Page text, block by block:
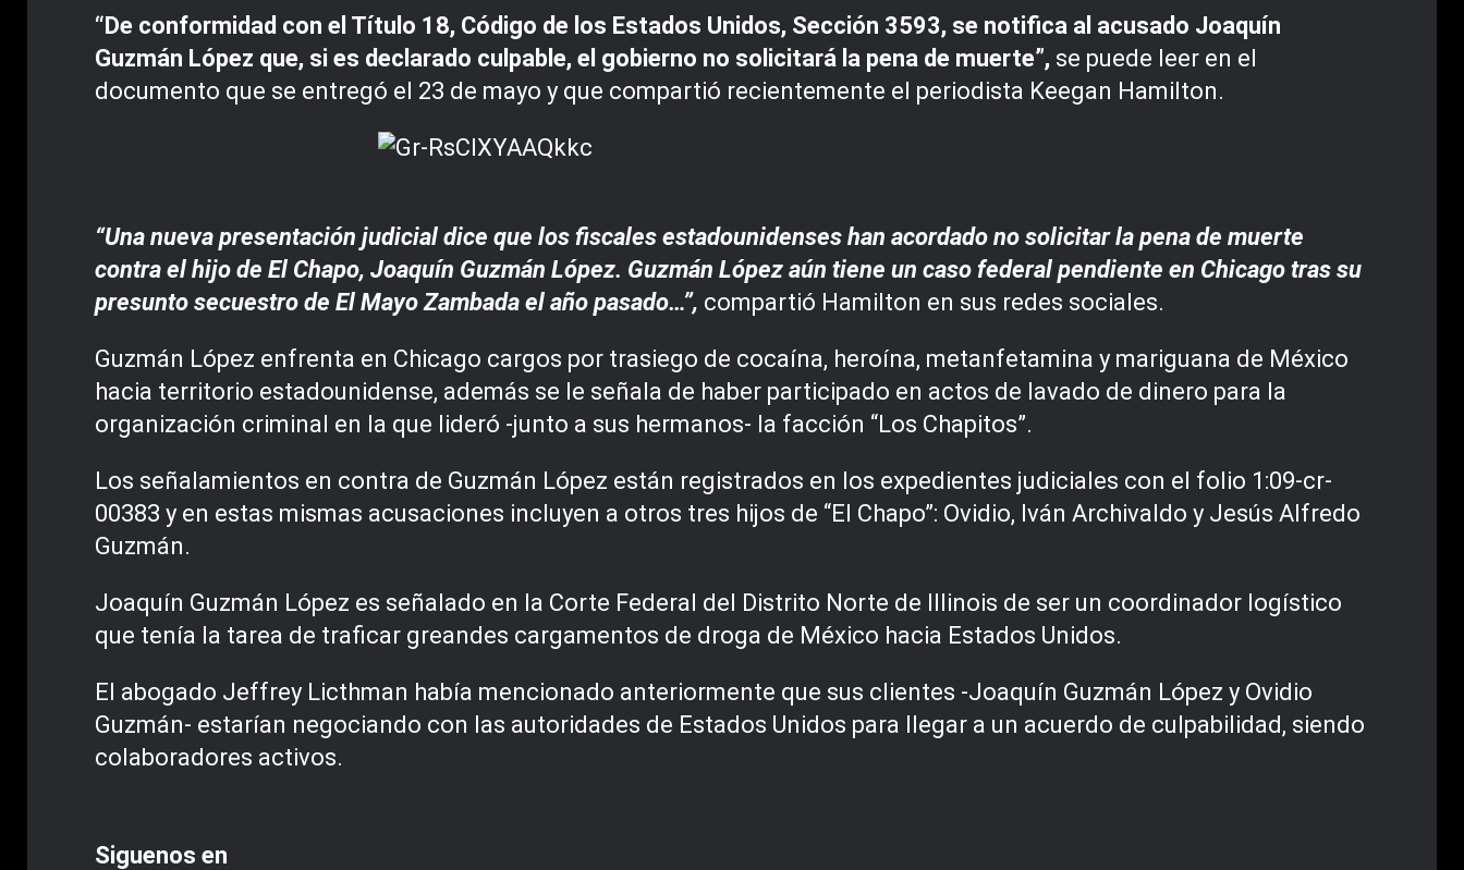
“De conformidad con el Título 18, Código de los Estados Unidos, Sección 3593, se notifica al acusado Joaquín
Guzmán López que, si es declarado culpable, el gobierno no solicitará la pena de muerte”, se puede leer en el
documento que se entregó el 23 de mayo y que compartió recientemente el periodista Keegan Hamilton.
“Una nueva presentación judicial dice que los fiscales estadounidenses han acordado no solicitar la pena de muerte
contra el hijo de El Chapo, Joaquín Guzmán López. Guzmán López aún tiene un caso federal pendiente en Chicago tras su
presunto secuestro de El Mayo Zambada el año pasado…”, compartió Hamilton en sus redes sociales.
Guzmán López enfrenta en Chicago cargos por trasiego de cocaína, heroína, metanfetamina y mariguana de México
hacia territorio estadounidense, además se le señala de haber participado en actos de lavado de dinero para la
organización criminal en la que lideró -junto a sus hermanos- la facción “Los Chapitos”.
Los señalamientos en contra de Guzmán López están registrados en los expedientes judiciales con el folio 1:09-cr-
00383 y en estas mismas acusaciones incluyen a otros tres hijos de “El Chapo”: Ovidio, Iván Archivaldo y Jesús Alfredo
Guzmán.
Joaquín Guzmán López es señalado en la Corte Federal del Distrito Norte de Illinois de ser un coordinador logístico
que tenía la tarea de traficar greandes cargamentos de droga de México hacia Estados Unidos.
El abogado Jeffrey Licthman había mencionado anteriormente que sus clientes -Joaquín Guzmán López y Ovidio
Guzmán- estarían negociando con las autoridades de Estados Unidos para llegar a un acuerdo de culpabilidad, siendo
colaboradores activos.
Siguenos en